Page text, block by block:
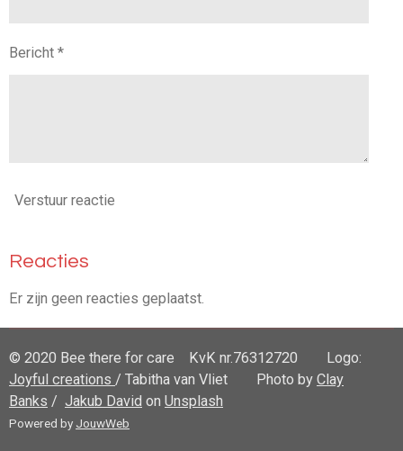
Bericht *
Verstuur reactie
Reacties
Er zijn geen reacties geplaatst.
© 2020 Bee there for care KvK nr.76312720 Logo:
Joyful creations / Tabitha van Vliet Photo by Clay
Banks / Jakub David on Unsplash
Powered by JouwWeb